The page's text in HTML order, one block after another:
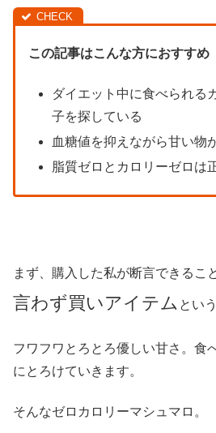
この記事はこんな方におすすめ
ダイエット中に食べられる
子を探している
血糖値を抑えながら甘い物
脂質ゼロとカロリーゼロは
まず、購入した私が断言できるこ
言わず買いアイテム とい
フワフワとろとろ優しい甘さ。食
にとろけていきます。
そんなゼロカロリーマシュマロ。